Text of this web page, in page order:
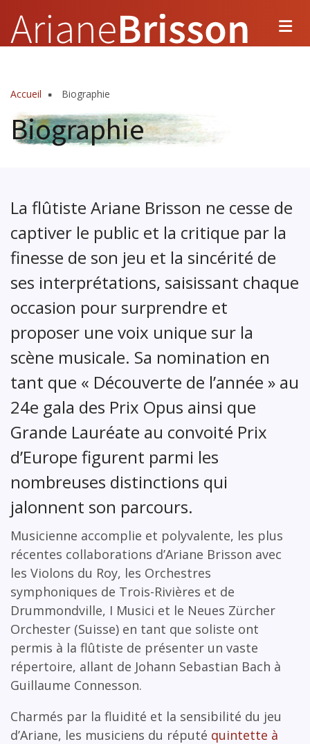
contenu
d'Ariane
Accueil Biographie
Biographie
La flûtiste Ariane Brisson ne cesse de
captiver le public et la critique par la
finesse de son jeu et la sincérité de
ses interprétations, saisissant chaque
occasion pour surprendre et
proposer une voix unique sur la
scène musicale. Sa nomination en
tant que « Découverte de l’année » au
24e gala des Prix Opus ainsi que
Grande Lauréate au convoité Prix
d’Europe figurent parmi les
nombreuses distinctions qui
jalonnent son parcours.
Musicienne accomplie et polyvalente, les plus
récentes collaborations d’Ariane Brisson avec
les Violons du Roy, les Orchestres
symphoniques de Trois-Rivières et de
Drummondville, I Musici et le Neues Zürcher
Orchester (Suisse) en tant que soliste ont
permis à la flûtiste de présenter un vaste
répertoire, allant de Johann Sebastian Bach à
Guillaume Connesson.
Charmés par la fluidité et la sensibilité du jeu
d’Ariane, les musiciens du réputé quintette à